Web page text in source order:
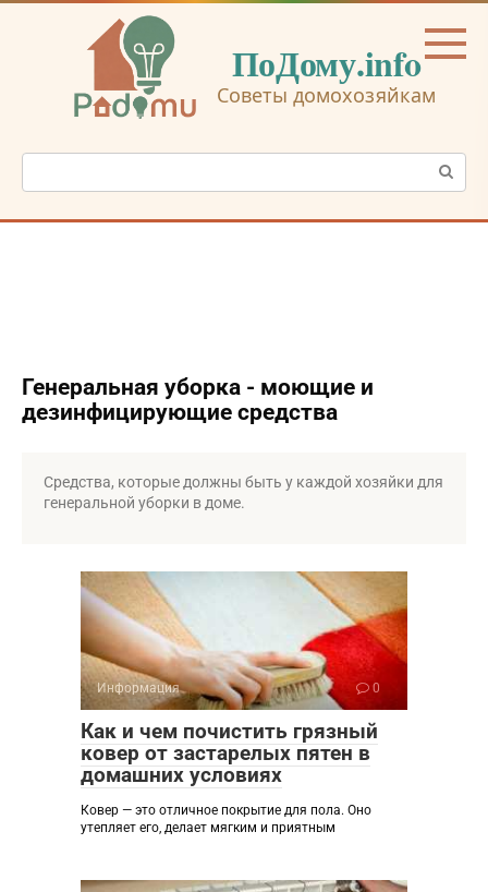
Перейти
ПоДому.info
Советы домохозяйкам
Поиск:
Генеральная уборка - моющие и
дезинфицирующие средства
Средства, которые должны быть у каждой хозяйки для
генеральной уборки в доме.
Информация 0
Как и чем почистить грязный
ковер от застарелых пятен в
домашних условиях
Ковер — это отличное покрытие для пола. Оно
утепляет его, делает мягким и приятным